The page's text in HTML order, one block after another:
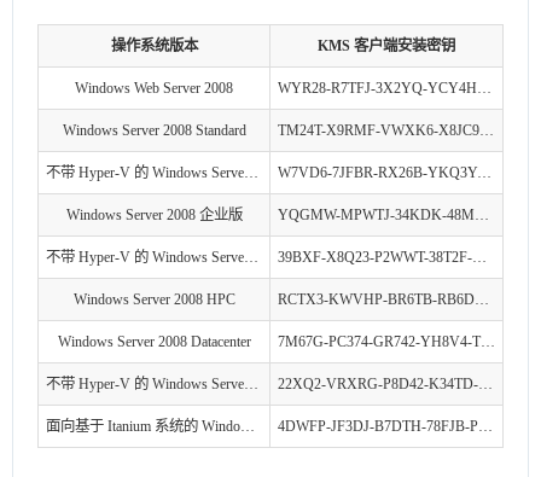
操作系统版本 KMS 客户端安装密钥
Windows Web Server 2008 WYR28-R7TFJ-3X2YQ-YCY4H-M249D
Windows Server 2008 Standard TM24T-X9RMF-VWXK6-X8JC9-BFGM2
不带 Hyper-V 的 Windows Server 2008 Standard W7VD6-7JFBR-RX26B-YKQ3Y-6FFFJ
Windows Server 2008 企业版 YQGMW-MPWTJ-34KDK-48M3W-X4Q6V
不带 Hyper-V 的 Windows Server 2008 企业版 39BXF-X8Q23-P2WWT-38T2F-G3FPG
Windows Server 2008 HPC RCTX3-KWVHP-BR6TB-RB6DM-6X7HP
Windows Server 2008 Datacenter 7M67G-PC374-GR742-YH8V4-TCBY3
不带 Hyper-V 的 Windows Server 2008 Datacenter 22XQ2-VRXRG-P8D42-K34TD-G3QQC
面向基于 Itanium 系统的 Windows Server 2008 4DWFP-JF3DJ-B7DTH-78FJB-PDRHK